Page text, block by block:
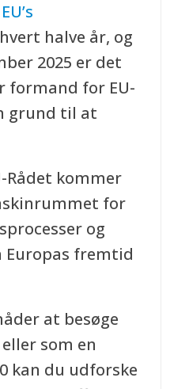
hvert halve år, og
2025 er det
formand for EU-
grund til at
Rådet kommer
for
og
Europas fremtid
at besøge
som en
kan du udforske